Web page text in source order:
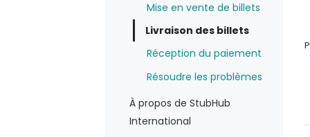
Mise en vente de billets
Livraison des billets
Réception du paiement
Résoudre les problèmes
À propos de StubHub
International